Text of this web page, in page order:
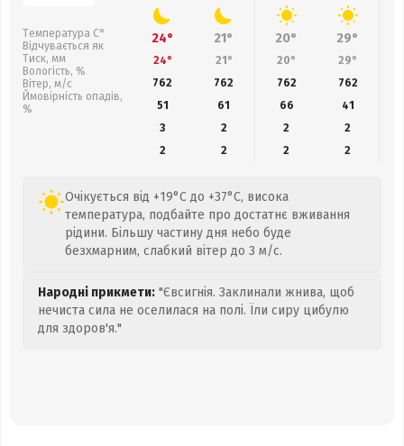
Температура С°
Відчувається як
Тиск, мм
Вологість, %
Вітер, м/с
Ймовірність опадів,
%
24° 21° 20° 29°
24° 21° 20° 29°
762
762 762 762
51
61 66 41
3
2 2
2
2
2 2 2
Очікується від +19°C до +37°C, висока
температура, подбайте про достатнє вживання
рідини. Більшу частину дня небо буде
безхмарним, слабкий вітер до 3 м/с.
Народні прикмети: "Євсигнія. Заклинали жнива, щоб
нечиста сила не оселилася на полі. Їли сиру цибулю
для здоров'я."